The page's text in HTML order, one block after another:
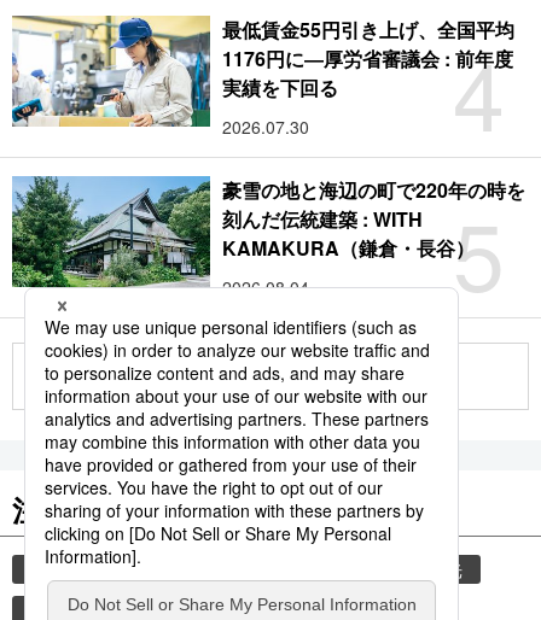
4
最低賃金55円引き上げ、全国平均
1176円に―厚労省審議会 : 前年度
実績を下回る
2026.07.30
5
豪雪の地と海辺の町で220年の時を
刻んだ伝統建築 : WITH
KAMAKURA（鎌倉・長谷）
2026.08.04
もっと見る
注目のキーワード
共同通信ニュース
観光
気象庁
津波 地震 旅 熊本